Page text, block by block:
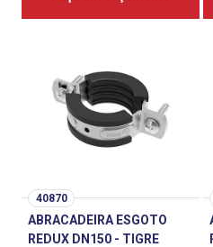
40870
ABRACADEIRA ESGOTO
REDUX DN150 - TIGRE